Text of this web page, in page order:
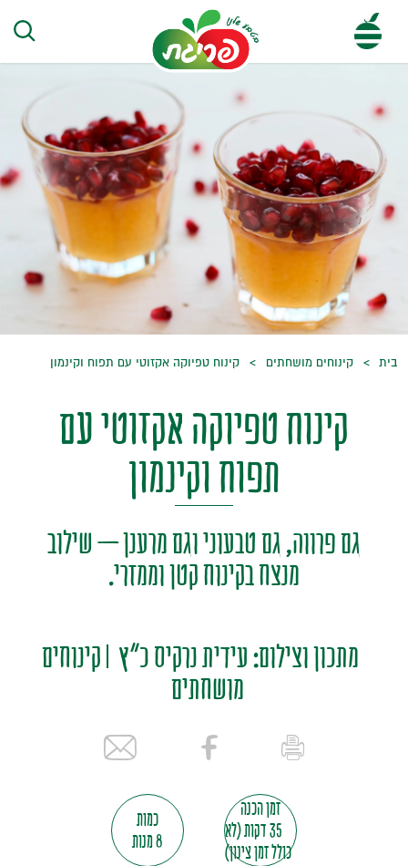
בית קינוחים מושחתים קינוח טפיוקה אקזוטי עם תפוח וקינמון
קינוח טפיוקה אקזוטי עם
תפוח וקינמון
גם פרווה, גם טבעוני וגם מרענן – שילוב
מנצח בקינוח קטן וממזרי.
מתכון וצילום: עידית נרקיס כ"ץ קינוחים
מושחתים
זמן הכנה
35 דקות (לא
כולל זמן צינון)
כמות
8 מנות